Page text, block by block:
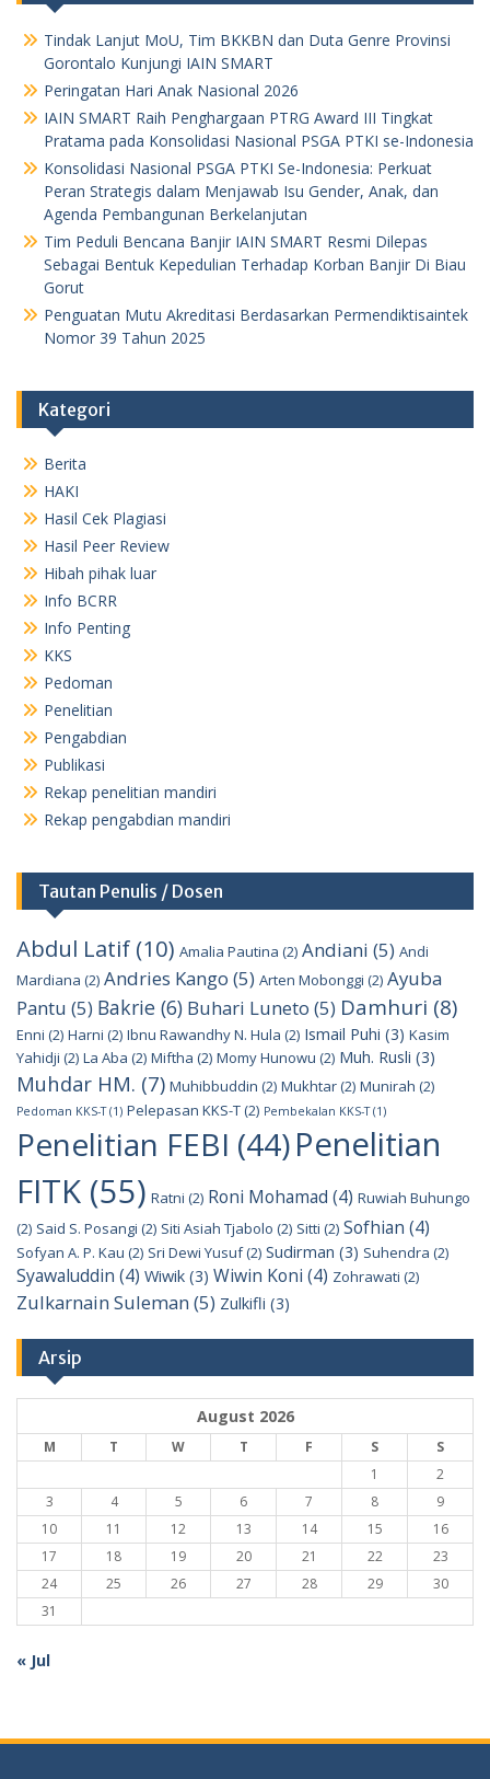
Tindak Lanjut MoU, Tim BKKBN dan Duta Genre Provinsi
Gorontalo Kunjungi IAIN SMART
Peringatan Hari Anak Nasional 2026
IAIN SMART Raih Penghargaan PTRG Award III Tingkat
Pratama pada Konsolidasi Nasional PSGA PTKI se-Indonesia
Konsolidasi Nasional PSGA PTKI Se-Indonesia: Perkuat
Peran Strategis dalam Menjawab Isu Gender, Anak, dan
Agenda Pembangunan Berkelanjutan
Tim Peduli Bencana Banjir IAIN SMART Resmi Dilepas
Sebagai Bentuk Kepedulian Terhadap Korban Banjir Di Biau
Gorut
Penguatan Mutu Akreditasi Berdasarkan Permendiktisaintek
Nomor 39 Tahun 2025
Kategori
Berita
HAKI
Hasil Cek Plagiasi
Hasil Peer Review
Hibah pihak luar
Info BCRR
Info Penting
KKS
Pedoman
Penelitian
Pengabdian
Publikasi
Rekap penelitian mandiri
Rekap pengabdian mandiri
Tautan Penulis / Dosen
Abdul Latif (10) Amalia Pautina (2) Andiani (5) Andi
Mardiana (2) Andries Kango (5) Arten Mobonggi (2) Ayuba
Pantu (5) Bakrie (6) Buhari Luneto (5) Damhuri (8)
Enni (2) Harni (2) Ibnu Rawandhy N. Hula (2) Ismail Puhi (3) Kasim
Yahidji (2) La Aba (2) Miftha (2) Momy Hunowu (2) Muh. Rusli (3)
Muhdar HM. (7) Muhibbuddin (2) Mukhtar(2) Munirah (2)
Pedoman KKS-T(1) Pelepasan KKS-T(2) Pembekalan KKS-T(1)
Penelitian FEBI (44)Penelitian
FITK (55) Ratni (2) Roni Mohamad (4) Ruwiah Buhungo
(2) Said S. Posangi (2) Siti Asiah Tjabolo (2) Sitti (2) Sofhian (4)
Sofyan A. P. Kau (2) Sri Dewi Yusuf(2) Sudirman (3) Suhendra (2)
Syawaluddin (4) Wiwik (3) Wiwin Koni (4) Zohrawati (2)
Zulkarnain Suleman(5) Zulkifli (3)
Arsip
August 2026
M T W T F S
S
1
2
3
4 5 6 7 8
9
10
11 12 13 14 15
16
17
18 19 20 21 22
23
24
25 26 27 28 29
30
31
« Jul